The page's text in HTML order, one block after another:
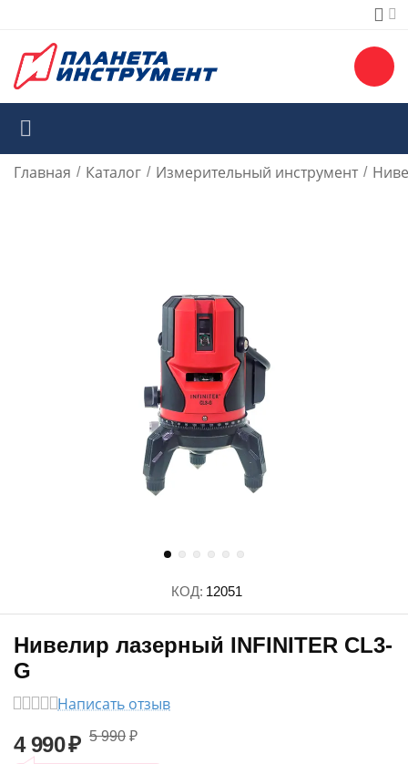
Главная / Каталог / Измерительный инструмент /
КОД: 12051
Нивелир лазерный INFINITER CL3-
G
Написать отзыв
4 990₽ 5 990 ₽